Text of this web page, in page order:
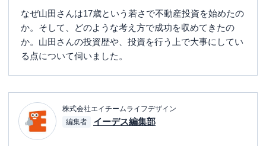
なぜ山田さんは17歳という若さで不動産投資を始めたの
か。そして、どのような考え方で成功を収めてきたの
か。山田さんの投資歴や、投資を行う上で大事にしてい
る点について伺いました。
株式会社エイチームライフデザイン
編集者
イーデス編集部